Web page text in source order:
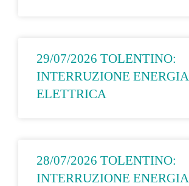
29/07/2026 TOLENTINO:
INTERRUZIONE ENERGIA
ELETTRICA
28/07/2026 TOLENTINO:
INTERRUZIONE ENERGIA